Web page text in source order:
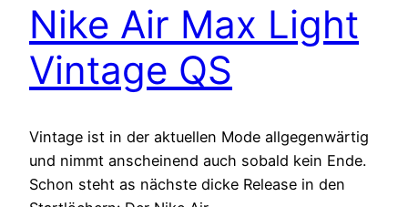
Nike Air Max Light
Vintage QS
Vintage ist in der aktuellen Mode allgegenwärtig
und nimmt anscheinend auch sobald kein Ende.
Schon steht as nächste dicke Release in den